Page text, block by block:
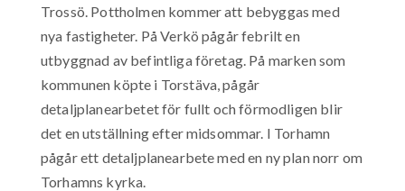
Trossö. Pottholmen kommer att bebyggas med
nya fastigheter. På Verkö pågår febrilt en
utbyggnad av befintliga företag. På marken som
kommunen köpte i Torstäva, pågår
detaljplanearbetet för fullt och förmodligen blir
det en utställning efter midsommar. I Torhamn
pågår ett detaljplanearbete med en ny plan norr om
Torhamns kyrka.